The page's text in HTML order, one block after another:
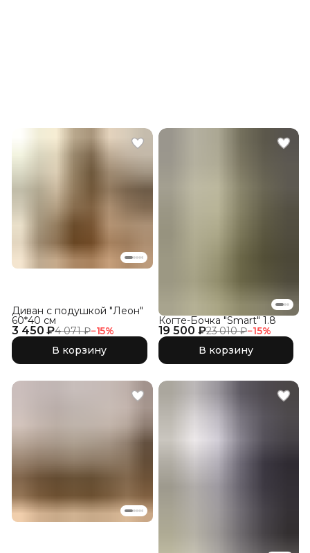
3 450 ₽4 071 ₽−15%
Диван с подушкой "Леон"
60*40 см
В корзину
19 500 ₽23 010 ₽−15%
Когте-Бочка "Smart" 1.8
В корзину